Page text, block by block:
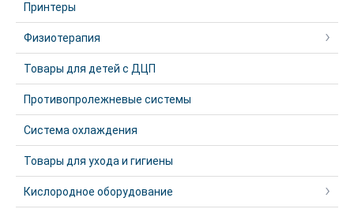
Принтеры
Физиотерапия
Товары для детей с ДЦП
Противопролежневые системы
Система охлаждения
Товары для ухода и гигиены
Кислородное оборудование